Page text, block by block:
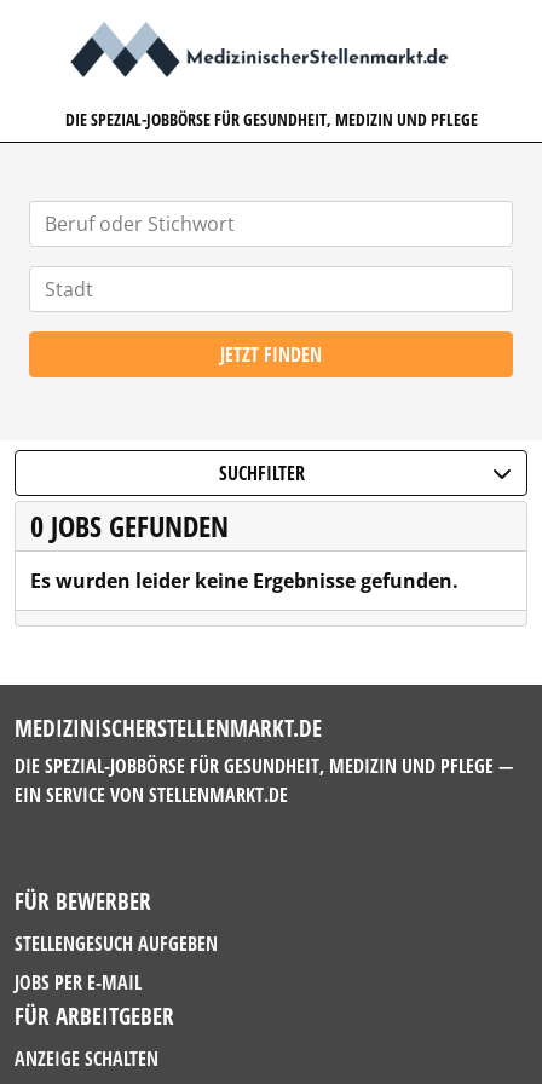
DIE SPEZIAL-JOBBÖRSE FÜR GESUNDHEIT, MEDIZIN UND PFLEGE
JETZT FINDEN
SUCHFILTER
0 JOBS GEFUNDEN
Es wurden leider keine Ergebnisse gefunden.
MEDIZINISCHERSTELLENMARKT.DE
DIE SPEZIAL-JOBBÖRSE FÜR GESUNDHEIT, MEDIZIN UND PFLEGE —
EIN SERVICE VON STELLENMARKT.DE
FÜR BEWERBER
STELLENGESUCH AUFGEBEN
JOBS PER E-MAIL
FÜR ARBEITGEBER
ANZEIGE SCHALTEN